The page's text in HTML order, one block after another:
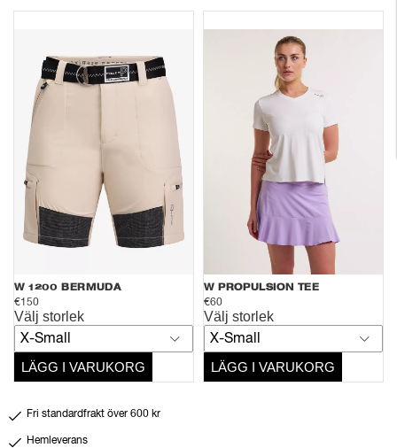
W 1200 BERMUDA
€150
Välj storlek
X-Small
LÄGG I VARUKORG
W PROPULSION TEE
€60
Välj storlek
X-Small
LÄGG I VARUKORG
Fri standardfrakt över 600 kr
Hemleverans